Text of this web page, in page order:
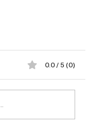
0.0 / 5 (0)